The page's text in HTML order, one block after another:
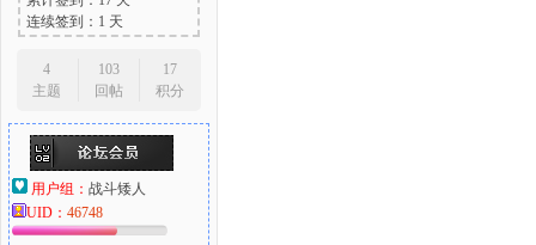
连续签到：1 天
4
主题
103
回帖
17
积分
用户组： 战斗矮人
UID： 46748